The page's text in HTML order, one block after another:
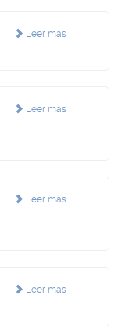
Leer más
Leer más
Leer más
Leer más